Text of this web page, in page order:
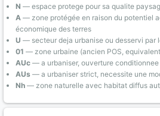
N — espace protege pour sa qualite
A — zone protégée en raison du potentiel
économique des terres
U — secteur deja urbanise ou desservi par
01 — zone urbaine (ancien POS,
AUc — a urbaniser, ouverture
AUs — a urbaniser strict, necessite une
Nh — zone naturelle avec habitat diffus